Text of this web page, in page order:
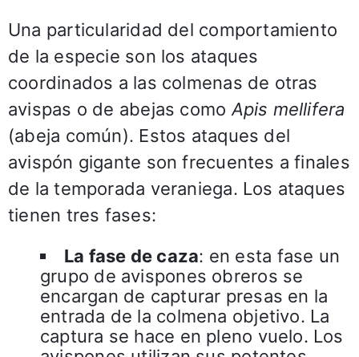
Una particularidad del comportamiento
de la especie son los ataques
coordinados a las colmenas de otras
avispas o de abejas como Apis mellifera
(abeja común). Estos ataques del
avispón gigante son frecuentes a finales
de la temporada veraniega. Los ataques
tienen tres fases:
La fase de caza: en esta fase un
grupo de avispones obreros se
encargan de capturar presas en la
entrada de la colmena objetivo. La
captura se hace en pleno vuelo. Los